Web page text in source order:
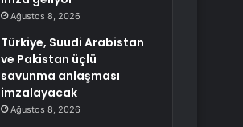
Ağustos 8, 2026
Türkiye, Suudi Arabistan
ve Pakistan üçlü
savunma anlaşması
imzalayacak
Ağustos 8, 2026